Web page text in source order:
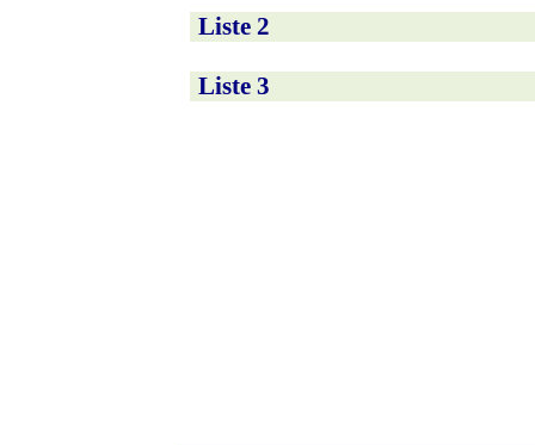
Liste 2
Liste 3